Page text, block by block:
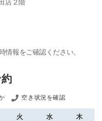
店２階
情報をご確認ください。
空き状況を確認
火 水 木